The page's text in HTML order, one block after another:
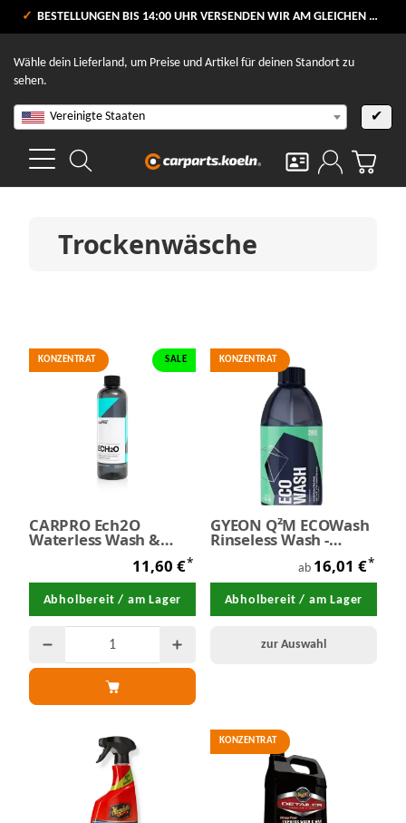
VERSANDKOSTENFREI AB 80 €
BESTELLUNGEN BIS 14:00 UHR VERSENDEN WIR AM GLEICHEN WERKTAG
Wähle dein Lieferland, um Preise und Artikel für deinen Standort zu
sehen.
Vereinigte Staaten ✔
Trockenwäsche
KONZENTRAT SALE
CARPRO Ech2O
Waterless Wash &
Spray Concentrate
500 ml - SALE
11,60 €*
Abholbereit / am Lager
KONZENTRAT
GYEON Q²M ECOWash
Rinseless Wash -
ab 16,01 €*
Abholbereit / am Lager
zur Auswahl
KONZENTRAT